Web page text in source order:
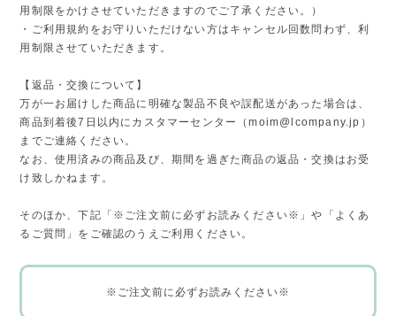
用制限をかけさせていただきますのでご了承ください。）
・ご利用規約をお守りいただけない方はキャンセル回数問わず、利
用制限させていただきます。
【返品・交換について】
万が一お届けした商品に明確な製品不良や誤配送があった場合は、
商品到着後7日以内にカスタマーセンター（moim@lcompany.jp ）
までご連絡ください。
なお、使用済みの商品及び、期間を過ぎた商品の返品・交換はお受
け致しかねます。
そのほか、下記「※ご注文前に必ずお読みください※」や「よくあ
るご質問」をご確認のうえご利用ください。
※ご注文前に必ずお読みください※